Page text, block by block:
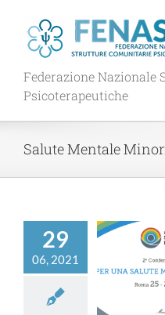
contenuto
Federazione
Psicoterapeutiche
Salute Mentale
29
06, 2021
Ministero
“Per una
mentale di
. Venerdi